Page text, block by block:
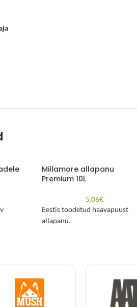
Millamore allapanu
Premium 10L
5.06€
Eestis toodetud haavapuust
allapanu.